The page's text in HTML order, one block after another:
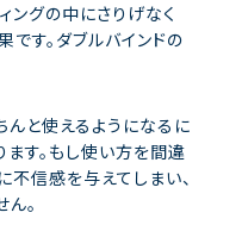
ングの中にさりげなく
す。ダブルバインドの
んと使えるようになるに
す。もし使い方を間違
不信感を与えてしまい、
。